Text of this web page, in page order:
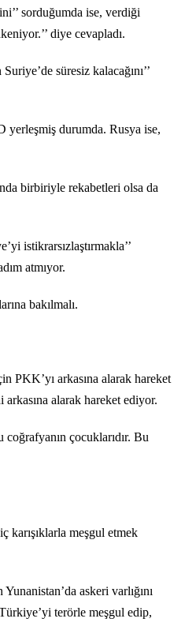
sorduğumda ise, verdiği
diye cevapladı.
süresiz kalacağını’’
yerleşmiş durumda. Rusya ise,
birbiriyle rekabetleri olsa da
istikrarsızlaştırmakla’’
atmıyor.
bakılmalı.
PKK’yı arkasına alarak hareket
alarak hareket ediyor.
çocuklarıdır. Bu
karışıklarla meşgul etmek
askeri varlığını
terörle meşgul edip,